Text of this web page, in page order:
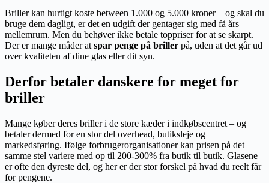
Briller kan hurtigt koste between 1.000 og 5.000 kroner – og skal du
bruge dem dagligt, er det en udgift der gentager sig med få års
mellemrum. Men du behøver ikke betale toppriser for at se skarpt.
Der er mange måder at spar penge på briller på, uden at det går ud
over kvaliteten af dine glas eller dit syn.
Derfor betaler danskere for meget for
briller
Mange køber deres briller i de store kæder i indkøbscentret – og
betaler dermed for en stor del overhead, butiksleje og
markedsføring. Ifølge forbrugerorganisationer kan prisen på det
samme stel variere med op til 200-300% fra butik til butik. Glasene
er ofte den dyreste del, og her er der stor forskel på hvad du reelt får
for pengene.